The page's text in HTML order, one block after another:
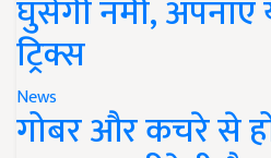
घुसेगी नमी,
ट्रिक्स
News
गोबर और कचरे से